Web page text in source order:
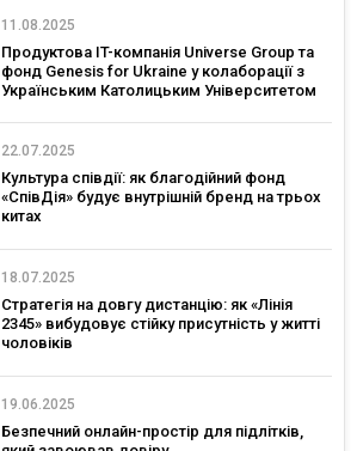
11.08.2025
Продуктова IT-компанія Universe Group та
фонд Genesis for Ukraine у колаборації з
Українським Католицьким Університетом
з підприємництва для ветеранів і
ветеранок
22.07.2025
Культура співдії: як благодійний фонд
«СпівДія» будує внутрішній бренд на трьох
китах
18.07.2025
Стратегія на довгу дистанцію: як «Лінія
2345» вибудовує стійку присутність у житті
чоловіків
19.06.2025
Безпечний онлайн-простір для підлітків,